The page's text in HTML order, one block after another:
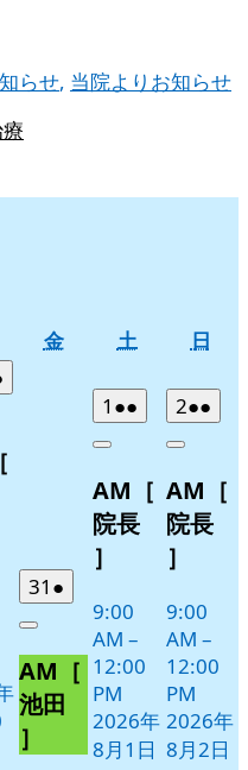
らせ, 当院よりお知らせ
金金
土土
日
日
日
件
イ
31 2026
年
月
31
日
●
件
イ
ベ
ト)
Close
AM［
池田
］
1 2026
年
月
1
日
●●
件
イ
ベ
Close
AM［
院長
］
9:00
AM –
12:00
PM
2026年
8月1日
22026
年
月
2
日
●●
件
イ
ベ
Close
AM［
院長
］
9:00
AM –
12:00
PM
2026年
8月2日